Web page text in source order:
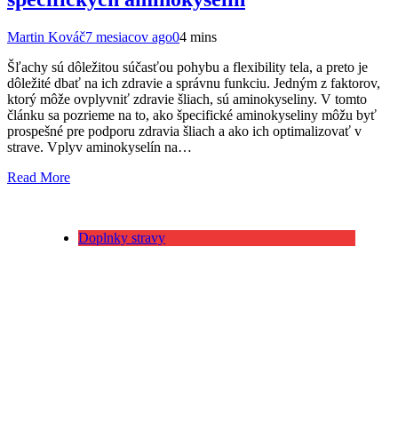
Martin Kováč7 mesiacov ago04 mins
Šľachy sú dôležitou súčasťou pohybu a flexibility tela, a preto je
dôležité dbať na ich zdravie a správnu funkciu. Jedným z faktorov,
ktorý môže ovplyvniť zdravie šliach, sú aminokyseliny. V tomto
článku sa pozrieme na to, ako špecifické aminokyseliny môžu byť
prospešné pre podporu zdravia šliach a ako ich optimalizovať v
strave. Vplyv aminokyselín na…
Read More
Doplnky stravy